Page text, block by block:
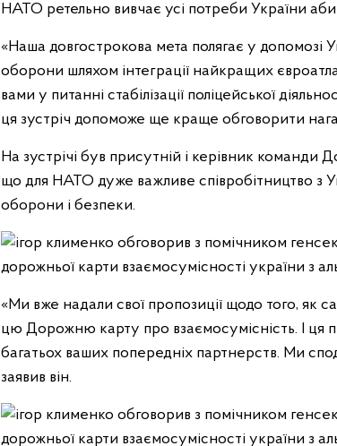
НАТО ретельно вивчає усі потреби України аби
«Наша довгострокова мета полягає у допомозі
оборони шляхом інтеграції найкращих
вами у питанні стабілізації поліцейської
ця зустріч допоможе ще краще обговорити
На зустрічі був присутній і керівник команди
що для НАТО дуже важливе співробітництво з
оборони і безпеки.
«Ми вже надали свої пропозиції щодо того,
цю Дорожню карту про взаємосумісність. І ця
багатьох ваших попередніх партнерств. Ми
заявив він.